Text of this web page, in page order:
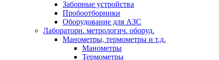
Заборные устройства
Пробоотборники
Оборудование для АЗС
Лабораторн. метрологич. оборуд.
Манометры, термометры и т.д.
Манометры
Термометры